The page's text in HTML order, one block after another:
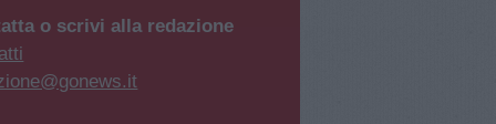
o scrivi alla redazione